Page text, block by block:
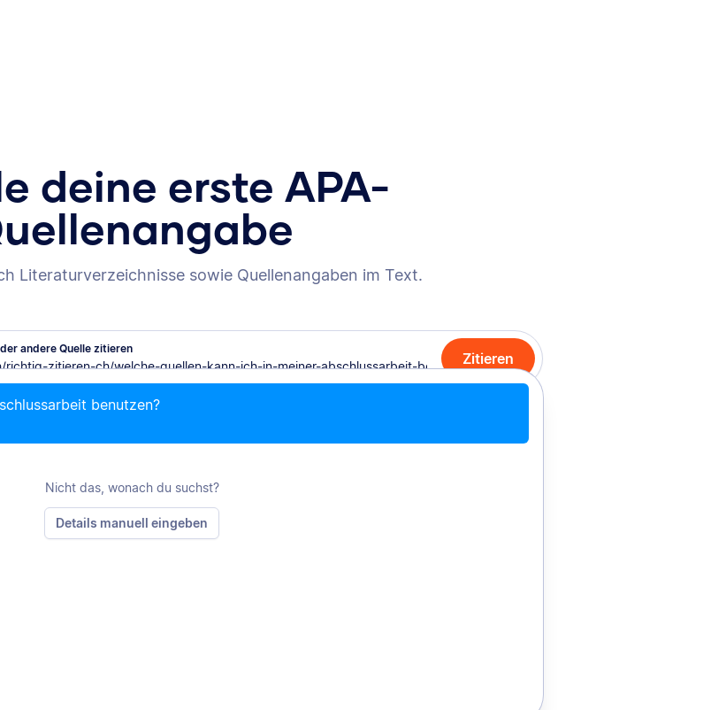
deine erste APA-
Literaturverzeichnisse sowie Quellenangaben im Text.
andere Quelle zitieren
Zitieren
benutzen?
Nicht das, wonach du suchst?
Details manuell eingeben